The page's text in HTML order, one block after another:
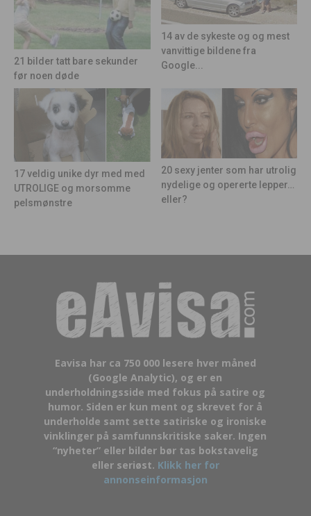
21 bilder tatt bare sekunder
før noen døde
14 av de sykeste og og mest
vanvittige bildene fra
Google...
17 veldig unike dyr med med
UTROLIGE og morsomme
pelsmønstre
20 sexy jenter som har utrolig
nydelige og opererte lepper…
eller?
Eavisa har ca 750 000 lesere hver måned
(Google Analytic), og er en
underholdningsside med fokus på satire og
humor. Siden er kun ment og skrevet for å
underholde samt sette satiriske og ironiske
vinklinger på samfunnskritiske saker. Ingen
“nyheter” eller bilder bør tas bokstavelig
eller seriøst. Klikk her for
annonseinformasjon